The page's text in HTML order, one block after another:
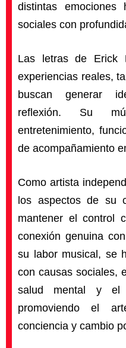
distintas emociones
sociales con
Las letras de Erick
experiencias reales,
buscan generar
reflexión. Su
entretenimiento,
de acompañamiento
Como artista
los aspectos de su
mantener el control
conexión genuina
su labor musical, se
con causas sociales,
salud mental y el
promoviendo el
conciencia y cambio